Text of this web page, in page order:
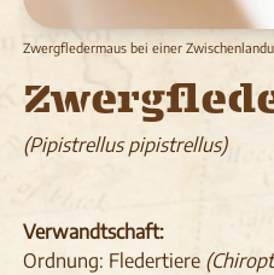
Zwergfledermaus bei einer
(Pipistrellus pipistrellus)
Verwandtschaft:
Ordnung: Fledertiere